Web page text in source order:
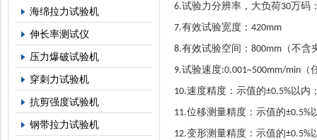
海绵拉力试验机
伸长率测试仪
压力爆破试验机
穿刺力试验机
抗剪强度试验机
钢带拉力试验机
6.试验力分辨率，大负荷30万码
7.有效试验宽度： 420mm
8.有效试验空间： 800mm （不含
9.试验速度:0.001~500mm/min （
10.速度精度：示值的±0.5%以内
11.位移测量精度：示值的±0.5%
12.变形测量精度：示值的±0.5%